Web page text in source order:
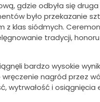
gdzie odbyła się
było przekazanie
z klas siódmych.
tradycji,
bardzo wysokie
wręczenie nagród przez
wytrwałość i osiągnięcia